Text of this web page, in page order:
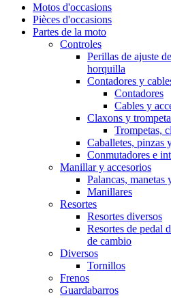
Motos d'occasions
Pièces d'occasions
Partes de la moto
Controles
Perillas de ajuste
horquilla
Contadores y
Contadores
Cables y
Claxons y
Trompetas,
Caballetes, pinzas
Conmutadores e
Manillar y accesorios
Palancas, manetas
Manillares
Resortes
Resortes diversos
Resortes de pedal
de cambio
Diversos
Tornillos
Frenos
Guardabarros